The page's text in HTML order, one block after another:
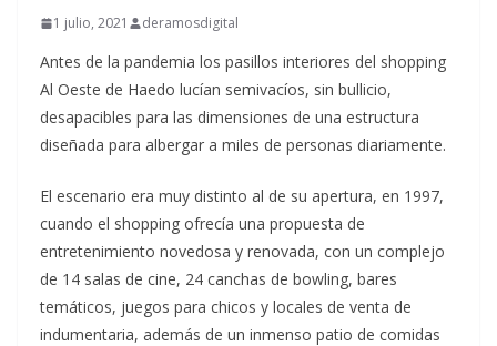
1 julio, 2021 deramosdigital
Antes de la pandemia los pasillos interiores del shopping
Al Oeste de Haedo lucían semivacíos, sin bullicio,
desapacibles para las dimensiones de una estructura
diseñada para albergar a miles de personas diariamente.
El escenario era muy distinto al de su apertura, en 1997,
cuando el shopping ofrecía una propuesta de
entretenimiento novedosa y renovada, con un complejo
de 14 salas de cine, 24 canchas de bowling, bares
temáticos, juegos para chicos y locales de venta de
indumentaria, además de un inmenso patio de comidas